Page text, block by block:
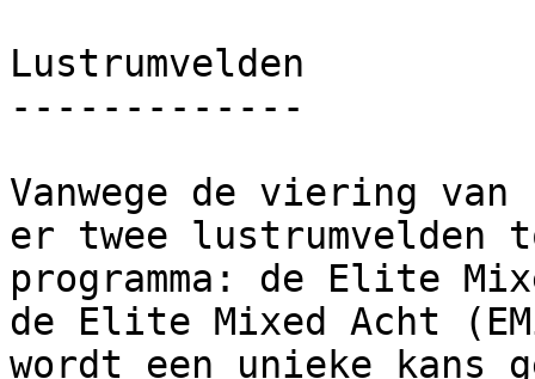
Lustrumvelden
-------------
Vanwege de viering
er twee lustrumvelden
programma: de Elite
de Elite Mixed Acht
wordt een unieke kans